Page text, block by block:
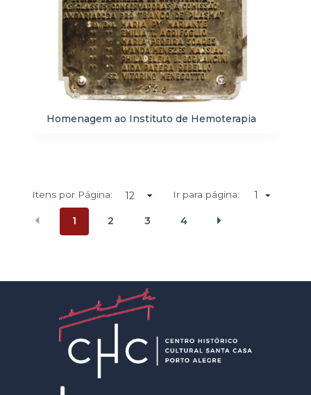
Homenagem ao Instituto de Hemoterapia
Itens por Página: Ir para página: 1
1 2 3 4